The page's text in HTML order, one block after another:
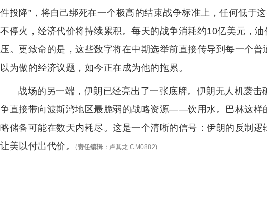
件投降”，将自己绑死在一个极高的结束战争标准上，任何低于
不停火，经济代价将持续累积。每天的战争消耗约10亿美元，
压。更致命的是，这些数字将在中期选举前直接传导到每一个普
以为傲的经济议题，如今正在成为他的拖累。
战场的另一端，伊朗已经亮出了一张底牌。伊朗无人机袭
争直接带向波斯湾地区最脆弱的战略资源——饮用水。巴林这样
略储备可能在数天内耗尽。这是一个清晰的信号：伊朗的反制
让美以付出代价。
(责任编辑 ： 卢其龙 CM0882)